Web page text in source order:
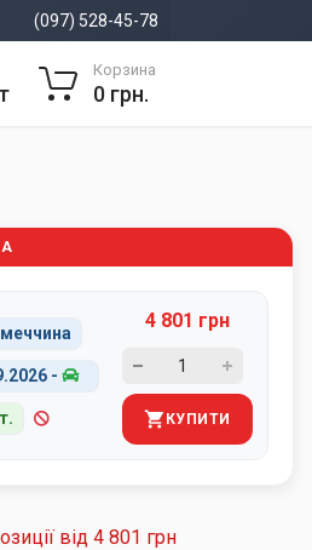
(097) 528-45-78
Корзина
0 грн.
-
4 801 грн
КУПИТИ
Ще 7 пропозиції від 4 801 грн